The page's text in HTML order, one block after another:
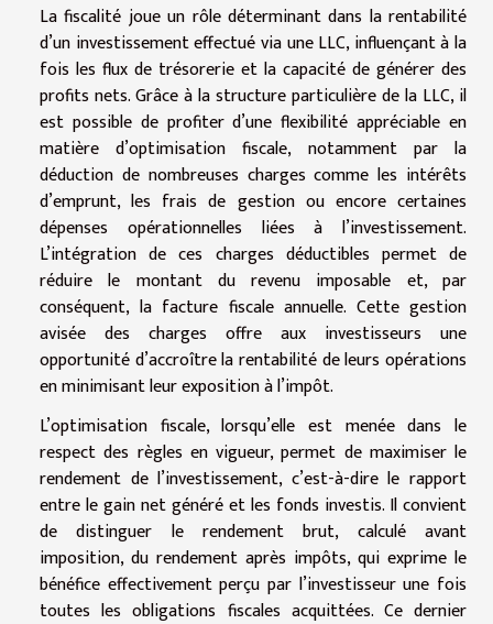
La fiscalité joue un rôle déterminant dans la rentabilité
d’un investissement effectué via une LLC, influençant à la
fois les flux de trésorerie et la capacité de générer des
profits nets. Grâce à la structure particulière de la LLC, il
est possible de profiter d’une flexibilité appréciable en
matière d’optimisation fiscale, notamment par la
déduction de nombreuses charges comme les intérêts
d’emprunt, les frais de gestion ou encore certaines
dépenses opérationnelles liées à l’investissement.
L’intégration de ces charges déductibles permet de
réduire le montant du revenu imposable et, par
conséquent, la facture fiscale annuelle. Cette gestion
avisée des charges offre aux investisseurs une
opportunité d’accroître la rentabilité de leurs opérations
en minimisant leur exposition à l’impôt.
L’optimisation fiscale, lorsqu’elle est menée dans le
respect des règles en vigueur, permet de maximiser le
rendement de l’investissement, c’est-à-dire le rapport
entre le gain net généré et les fonds investis. Il convient
de distinguer le rendement brut, calculé avant
imposition, du rendement après impôts, qui exprime le
bénéfice effectivement perçu par l’investisseur une fois
toutes les obligations fiscales acquittées. Ce dernier